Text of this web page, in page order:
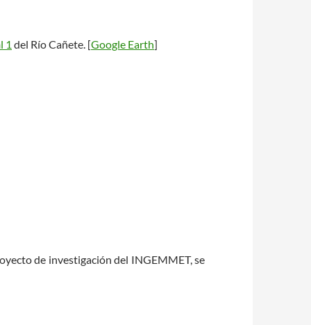
1 del Río Cañete. [Google Earth]
de investigación del INGEMMET, se